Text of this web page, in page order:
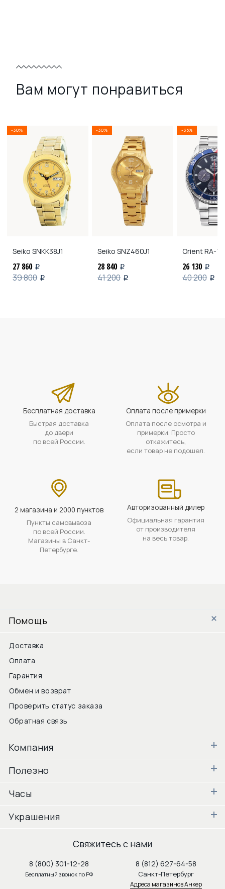
Вам могут понравиться
-30%
Seiko SNKK38J1
27 860 i
39 800 i
-30%
Seiko SNZ460J1
28 840 i
41 200 i
-35%
OrientRA-
26 130 i
40 200 i
Бесплатная доставка
Быстрая доставка
до двери
по всей России.
Оплата после примерки
Оплата после осмотра и
примерки. Просто
откажитесь,
если товар не подошел.
2 магазина и 2000 пунктов
Пункты самовывоза
по всей России.
Магазины в Санкт-
Петербурге.
Авторизованный дилер
Официальная гарантия
от производителя
на весь товар.
Помощь
Доставка
Оплата
Гарантия
Обмен и возврат
Проверить статус заказа
Обратная связь
Компания
Полезно
Часы
Украшения
Свяжитесь с нами
8 (800) 301-12-28
Бесплатный звонок по РФ
8 (812) 627-64-58
Санкт-Петербург
Адреса магазинов Анкер